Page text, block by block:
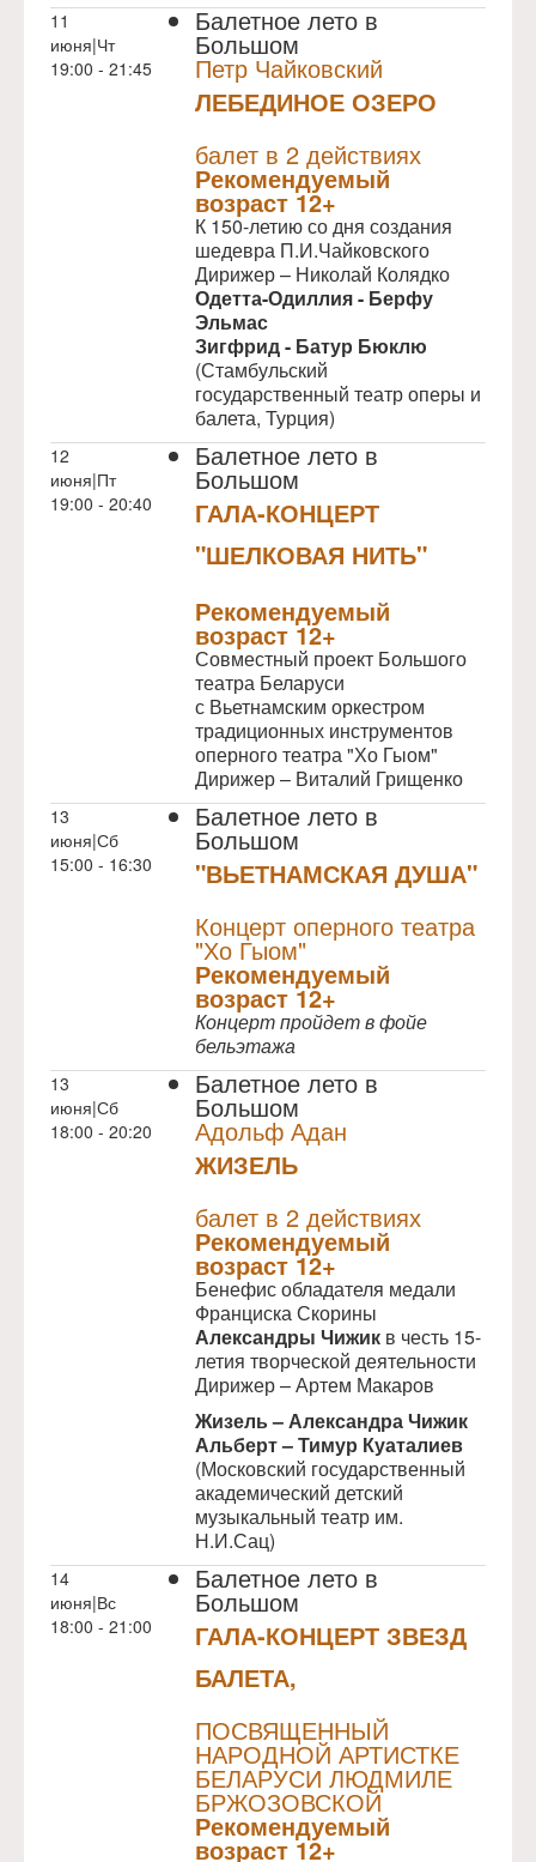
11
июня|Чт
19:00 - 21:45
Балетное лето в
Большом
Петр Чайковский
ЛЕБЕДИНОЕ ОЗЕРО
балет в 2 действиях
Рекомендуемый
возраст 12+
К 150-летию со дня создания
шедевра П.И.Чайковского
Дирижер – Николай Колядко
Одетта-Одиллия - Берфу
Эльмас
Зигфрид - Батур Бюклю
(Стамбульский
государственный театр оперы и
балета, Турция)
12
июня|Пт
19:00 - 20:40
Балетное лето в
Большом
ГАЛА-КОНЦЕРТ
"ШЕЛКОВАЯ НИТЬ"
Рекомендуемый
возраст 12+
Совместный проект Большого
театра Беларуси
с Вьетнамским оркестром
традиционных инструментов
оперного театра "Хо Гыом"
Дирижер – Виталий Грищенко
13
июня|Сб
15:00 - 16:30
Балетное лето в
Большом
"ВЬЕТНАМСКАЯ ДУША"
Концерт оперного театра
"Хо Гыом"
Рекомендуемый
возраст 12+
Концерт пройдет в фойе
бельэтажа
13
июня|Сб
18:00 - 20:20
Балетное лето в
Большом
Адольф Адан
ЖИЗЕЛЬ
балет в 2 действиях
Рекомендуемый
возраст 12+
Бенефис обладателя медали
Франциска Скорины
Александры Чижик в честь 15-
летия творческой деятельности
Дирижер – Артем Макаров
Жизель – Александра Чижик
Альберт – Тимур Куаталиев
(Московский государственный
академический детский
музыкальный театр им.
Н.И.Сац)
14
июня|Вс
18:00 - 21:00
Балетное лето в
Большом
ГАЛА-КОНЦЕРТ ЗВЕЗД
БАЛЕТА,
ПОСВЯЩЕННЫЙ
НАРОДНОЙ АРТИСТКЕ
БЕЛАРУСИ ЛЮДМИЛЕ
БРЖОЗОВСКОЙ
Рекомендуемый
возраст 12+